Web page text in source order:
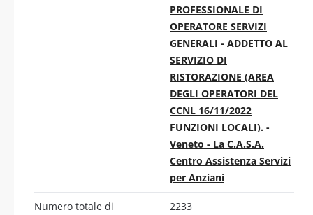
PROFESSIONALE DI
OPERATORE SERVIZI
GENERALI - ADDETTO AL
SERVIZIO DI
RISTORAZIONE (AREA
DEGLI OPERATORI DEL
CCNL 16/11/2022
FUNZIONI LOCALI). -
Veneto - La C.A.S.A.
Centro Assistenza Servizi
per Anziani
Numero totale di
2233